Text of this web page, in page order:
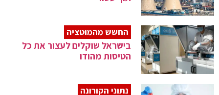
החשש מהמוטציה
בישראל שוקלים לעצור את כל
הטיסות מהודו
נתוני הקורונה